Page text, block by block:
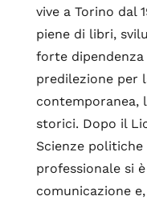
vive a Torino dal
piene di libri,
forte
predilezione per
contemporanea,
storici. Dopo il
Scienze
professionale si
comunicazione